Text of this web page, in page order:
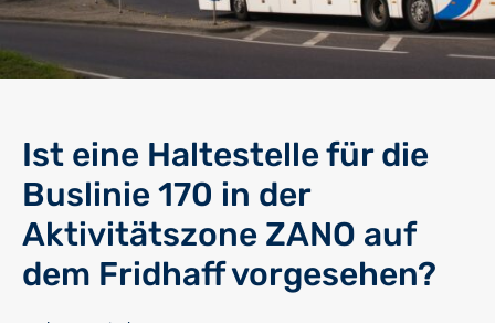
Ist eine Haltestelle für die
Buslinie 170 in der
Aktivitätszone ZANO auf
dem Fridhaff vorgesehen?